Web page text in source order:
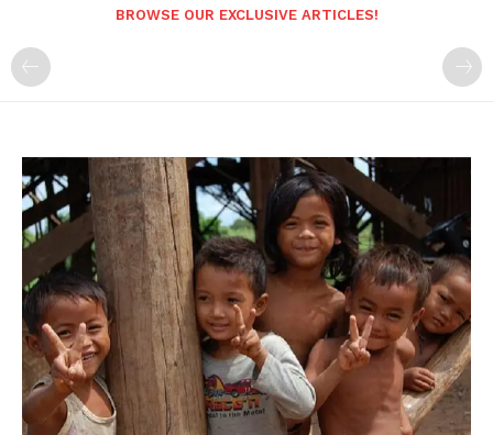
BROWSE OUR EXCLUSIVE ARTICLES!